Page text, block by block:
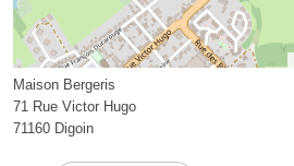
Maison Bergeris
71 Rue Victor Hugo
71160 Digoin